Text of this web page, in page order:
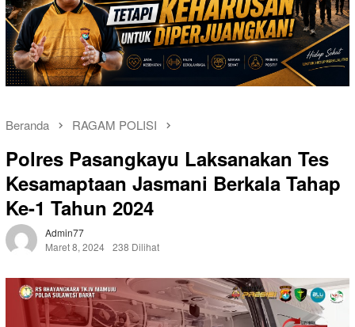
Beranda RAGAM POLISI
Polres Pasangkayu Laksanakan Tes
Kesamaptaan Jasmani Berkala Tahap
Ke-1 Tahun 2024
Admin77
Maret 8, 2024 238 Dilihat